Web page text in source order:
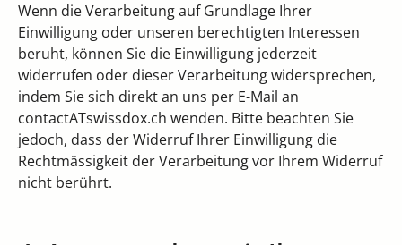
Wenn die Verarbeitung auf Grundlage Ihrer
Einwilligung oder unseren berechtigten Interessen
beruht, können Sie die Einwilligung jederzeit
widerrufen oder dieser Verarbeitung widersprechen,
indem Sie sich direkt an uns per E-Mail an
contactATswissdox.ch wenden. Bitte beachten Sie
jedoch, dass der Widerruf Ihrer Einwilligung die
Rechtmässigkeit der Verarbeitung vor Ihrem Widerruf
nicht berührt.